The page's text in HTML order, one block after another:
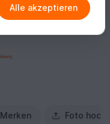
Merken Foto
Alle akzeptieren